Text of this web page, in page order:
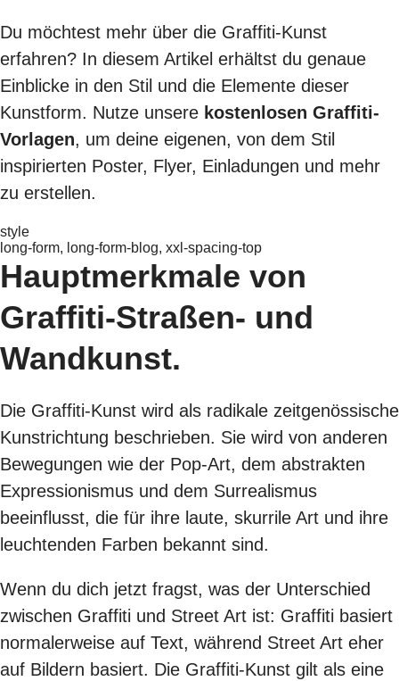
Du möchtest mehr über die Graffiti-Kunst
erfahren? In diesem Artikel erhältst du genaue
Einblicke in den Stil und die Elemente dieser
Kunstform. Nutze unsere kostenlosen Graffiti-
Vorlagen, um deine eigenen, von dem Stil
inspirierten Poster, Flyer, Einladungen und mehr
zu erstellen.
style
long-form, long-form-blog, xxl-spacing-top
Hauptmerkmale von
Graffiti-Straßen- und
Wandkunst.
Die Graffiti-Kunst wird als radikale zeitgenössische
Kunstrichtung beschrieben. Sie wird von anderen
Bewegungen wie der Pop-Art, dem abstrakten
Expressionismus und dem Surrealismus
beeinflusst, die für ihre laute, skurrile Art und ihre
leuchtenden Farben bekannt sind.
Wenn du dich jetzt fragst, was der Unterschied
zwischen Graffiti und Street Art ist: Graffiti basiert
normalerweise auf Text, während Street Art eher
auf Bildern basiert. Die Graffiti-Kunst gilt als eine